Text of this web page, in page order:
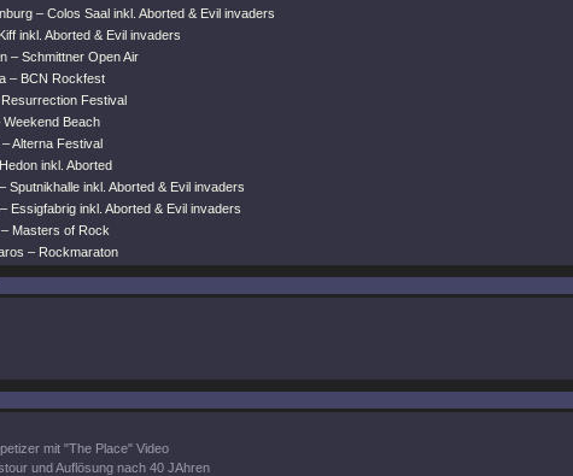
– Colos Saal inkl. Aborted & Evil invaders
inkl. Aborted & Evil invaders
– Schmittner Open Air
– BCN Rockfest
Festival
Weekend Beach
Alterna Festival
inkl. Aborted
Sputnikhalle inkl. Aborted & Evil invaders
Essigfabrig inkl. Aborted & Evil invaders
Masters of Rock
– Rockmaraton
mit "The Place" Video
und Auflösung nach 40 JAhren